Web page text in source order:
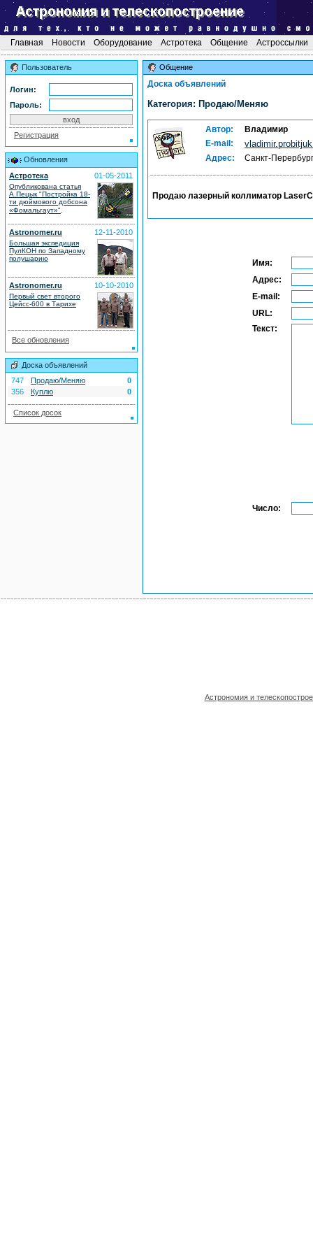
Главная Новости Оборудование Астротека Общение Астроссылки
Пользователь
Логин:
Пароль:
Регистрация
Обновления
Астротека
01-05-2011
Опубликована статья
А.Пецык "Постройка 18-
ти дюймового добсона
«Фомальгаут»"
Astronomer.ru 12-11-2010
Большая экспедиция
ПулКОН по Западному
полушарию
Astronomer.ru 10-10-2010
Первый свет второго
Цейсс-600 в Тарихе
Все обновления
Доска объявлений
747
Продаю/Меняю
0
356
Куплю 0
Список досок
Общение
Доска объявлений
Категория: Продаю/Меняю
Автор:
Владимир
E-mail:
Адрес: Санкт-Перербург
Продаю лазерный коллиматор
Имя:
Адрес:
E-mail:
URL:
Текст:
Число:
Астрономия и